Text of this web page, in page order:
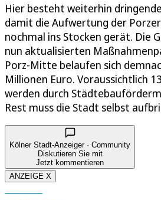
Hier besteht weiterhin
damit die Aufwertung der
nochmal ins Stocken gerät. Die
nun aktualisierten
Porz-Mitte belaufen sich
Millionen Euro. Voraussichtlich
werden durch
Rest muss die Stadt selbst
Kölner Stadt-Anzeiger · Community
Diskutieren Sie mit
Jetzt kommentieren
ANZEIGE X